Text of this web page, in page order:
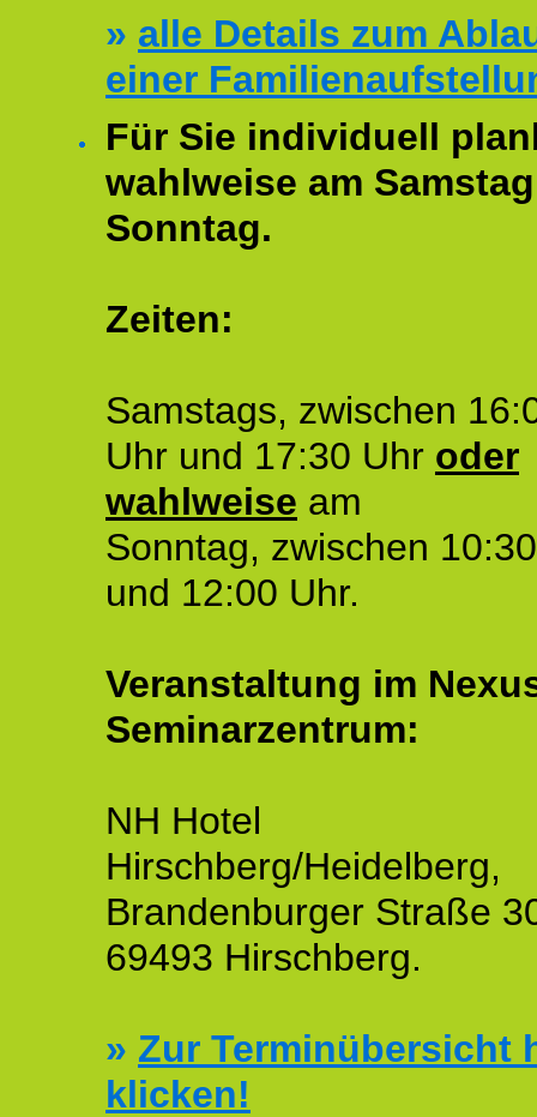
» alle Details zum
einer
Für Sie individuell
wahlweise am
Sonntag.
Zeiten:
Samstags, zwischen
Uhr und 17:30 Uhr oder
wahlweise am
Sonntag, zwischen
und 12:00 Uhr.
Veranstaltung im
Seminarzentrum:
NH Hotel
Hirschberg/Heidelberg,
Brandenburger Straße
69493 Hirschberg.
» Zur Terminübersicht
klicken!